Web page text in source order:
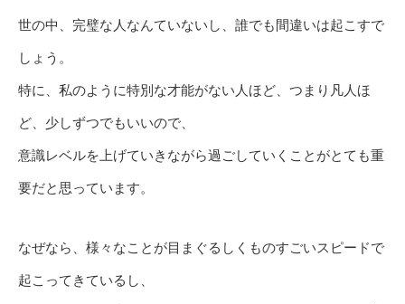
世の中、完璧な人なんていないし、誰でも間違いは起こすで
しょう。
特に、私のように特別な才能がない人ほど、つまり凡人ほ
ど、少しずつでもいいので、
意識レベルを上げていきながら過ごしていくことがとても重
要だと思っています。
なぜなら、様々なことが目まぐるしくものすごいスピードで
起こってきているし、